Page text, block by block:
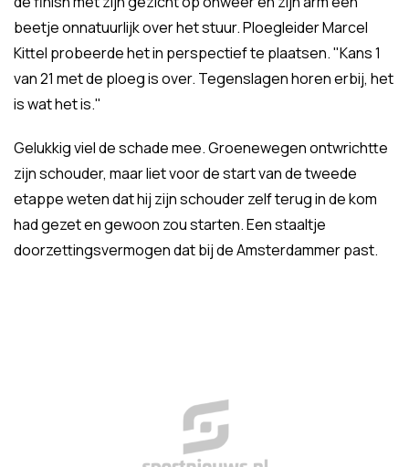
beetje onnatuurlijk over het stuur. Ploegleider Marcel
Kittel probeerde het in perspectief te plaatsen. "Kans 1
van 21 met de ploeg is over. Tegenslagen horen erbij, het
is wat het is."
Gelukkig viel de schade mee. Groenewegen ontwrichtte
zijn schouder, maar liet voor de start van de tweede
etappe weten dat hij zijn schouder zelf terug in de kom
had gezet en gewoon zou starten. Een staaltje
doorzettingsvermogen dat bij de Amsterdammer past.